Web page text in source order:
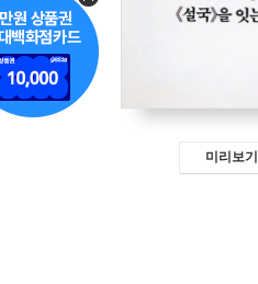
미리보기